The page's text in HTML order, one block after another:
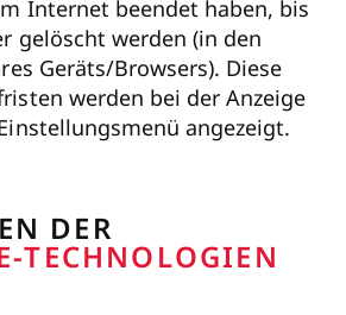
Internet beendet haben, bis
gelöscht werden (in den
Geräts/Browsers). Diese
werden bei der Anzeige
angezeigt.
DER
TECHNOLOGIEN